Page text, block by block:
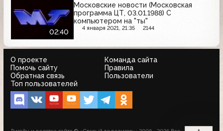
02:40
Московские новости (Московская
программа ЦТ, 03.01.1988) С
компьютером на "ты"
4 января 2021, 21:35 2144
О проекте
Команда сайта
Помочь сайту
Правила
Обратная связь
Пользователи
Топ пользователей